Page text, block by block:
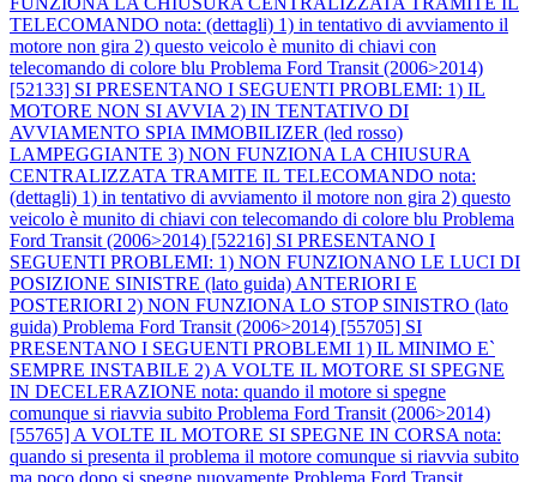
TELECOMANDO nota: (dettagli) 1) in tentativo di avviamento il
motore non gira 2) questo veicolo è munito di chiavi con
telecomando di colore blu Problema Ford Transit (2006>2014)
[52133] SI PRESENTANO I SEGUENTI PROBLEMI: 1) IL
MOTORE NON SI AVVIA 2) IN TENTATIVO DI
AVVIAMENTO SPIA IMMOBILIZER (led rosso)
LAMPEGGIANTE 3) NON FUNZIONA LA CHIUSURA
CENTRALIZZATA TRAMITE IL TELECOMANDO nota:
(dettagli) 1) in tentativo di avviamento il motore non gira 2) questo
veicolo è munito di chiavi con telecomando di colore blu Problema
Ford Transit (2006>2014) [52216] SI PRESENTANO I
SEGUENTI PROBLEMI: 1) NON FUNZIONANO LE LUCI DI
POSIZIONE SINISTRE (lato guida) ANTERIORI E
POSTERIORI 2) NON FUNZIONA LO STOP SINISTRO (lato
guida) Problema Ford Transit (2006>2014) [55705] SI
PRESENTANO I SEGUENTI PROBLEMI 1) IL MINIMO E`
SEMPRE INSTABILE 2) A VOLTE IL MOTORE SI SPEGNE
IN DECELERAZIONE nota: quando il motore si spegne
comunque si riavvia subito Problema Ford Transit (2006>2014)
[55765] A VOLTE IL MOTORE SI SPEGNE IN CORSA nota:
quando si presenta il problema il motore comunque si riavvia subito
ma poco dopo si spegne nuovamente Problema Ford Transit